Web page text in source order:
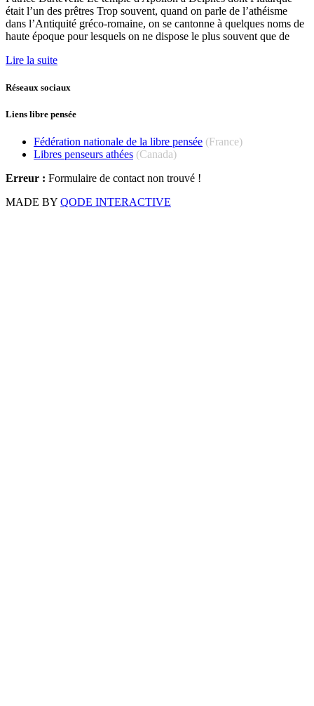
était l’un des prêtres Trop souvent, quand on parle de l’athéisme
dans l’Antiquité gréco-romaine, on se cantonne à quelques noms de
haute époque pour lesquels on ne dispose le plus souvent que de
Lire la suite
Réseaux sociaux
Liens libre pensée
Fédération nationale de la libre pensée (France)
Libres penseurs athées (Canada)
Erreur : Formulaire de contact non trouvé !
MADE BY QODE INTERACTIVE